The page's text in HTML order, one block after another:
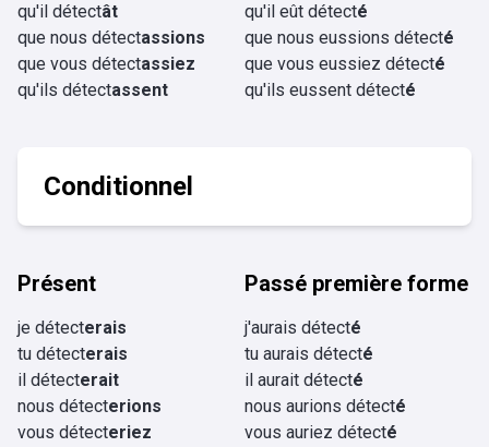
qu'il détectât
que nous détectassions
que vous détectassiez
qu'ils détectassent
qu'il eût détecté
que nous eussions détecté
que vous eussiez détecté
qu'ils eussent détecté
Conditionnel
Présent
je détecterais
tu détecterais
il détecterait
nous détecterions
vous détecteriez
Passé première forme
j'aurais détecté
tu aurais détecté
il aurait détecté
nous aurions détecté
vous auriez détecté